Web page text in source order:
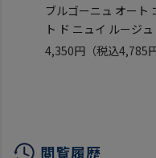
ブルゴーニュ オート
ト ド ニュイ ルージュ
ォンテーヌ サン マル
4,350円 （税込4,785円
閲覧履歴